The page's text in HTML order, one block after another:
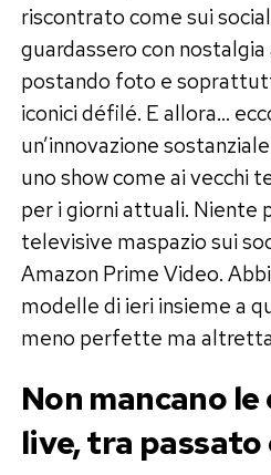
riscontrato come sui
guardassero con
postando foto e
iconici défilé. E allora…
un’innovazione
uno show come ai vecchi
per i giorni attuali. Niente
televisive maspazio sui
Amazon Prime Video.
modelle di ieri insieme a
meno perfette ma
Non mancano
live, tra